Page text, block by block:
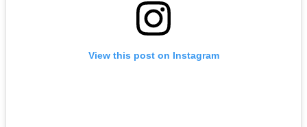
View this post on Instagram